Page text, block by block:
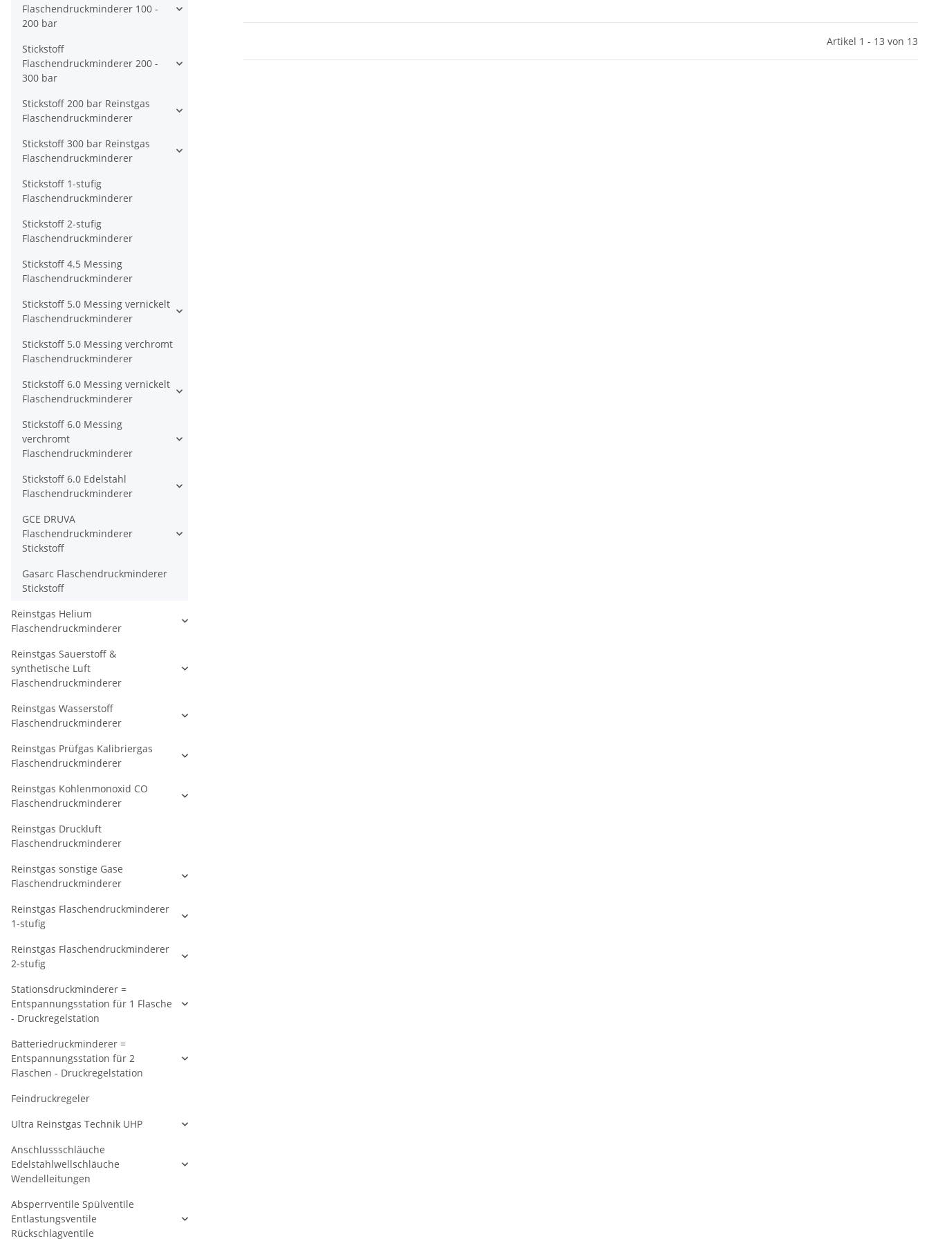
Artikel 1 - 13 von 13
Flaschendruckminderer 100 -
200 bar
Stickstoff
Flaschendruckminderer 200 -
300 bar
Stickstoff 200 bar Reinstgas
Flaschendruckminderer
Stickstoff 300 bar Reinstgas
Flaschendruckminderer
Stickstoff 1-stufig
Flaschendruckminderer
Stickstoff 2-stufig
Flaschendruckminderer
Stickstoff 4.5 Messing
Flaschendruckminderer
Stickstoff 5.0 Messing vernickelt
Flaschendruckminderer
Stickstoff 5.0 Messing verchromt
Flaschendruckminderer
Stickstoff 6.0 Messing vernickelt
Flaschendruckminderer
Stickstoff 6.0 Messing
verchromt
Flaschendruckminderer
Stickstoff 6.0 Edelstahl
Flaschendruckminderer
GCE DRUVA
Flaschendruckminderer
Stickstoff
Gasarc Flaschendruckminderer
Stickstoff
Reinstgas Helium
Flaschendruckminderer
Reinstgas Sauerstoff &
synthetische Luft
Flaschendruckminderer
Reinstgas Wasserstoff
Flaschendruckminderer
Reinstgas Prüfgas Kalibriergas
Flaschendruckminderer
Reinstgas Kohlenmonoxid CO
Flaschendruckminderer
Reinstgas Druckluft
Flaschendruckminderer
Reinstgas sonstige Gase
Flaschendruckminderer
Reinstgas Flaschendruckminderer
1-stufig
Reinstgas Flaschendruckminderer
2-stufig
Stationsdruckminderer =
Entspannungsstation für 1 Flasche
- Druckregelstation
Batteriedruckminderer =
Entspannungsstation für 2
Flaschen - Druckregelstation
Feindruckregeler
Ultra Reinstgas Technik UHP
Anschlussschläuche
Edelstahlwellschläuche
Wendelleitungen
Absperrventile Spülventile
Entlastungsventile
Rückschlagventile